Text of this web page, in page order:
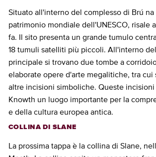
Situato all'interno del complesso di Brú na
patrimonio mondiale dell'UNESCO, risale
fa. Il sito presenta un grande tumulo
18 tumuli satelliti più piccoli. All'interno
principale si trovano due tombe a
elaborate opere d'arte megalitiche, tra cui
altre incisioni simboliche. Queste
Knowth un luogo importante per la
e della cultura europea antica.
COLLINA DI SLANE
La prossima tappa è la collina di Slane,